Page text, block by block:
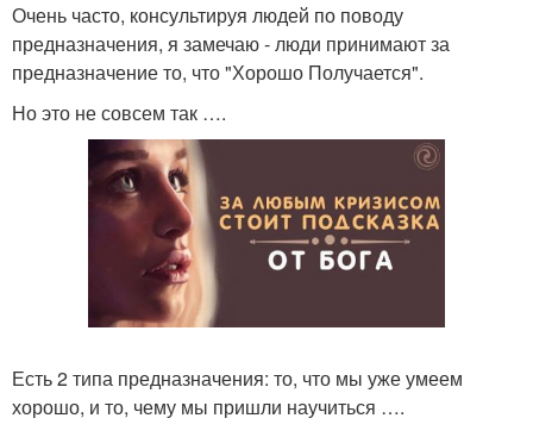
Очень часто, консультируя людей по поводу
предназначения, я замечаю - люди принимают за
предназначение то, что "Хорошо Получается".
Но это не совсем так ….
Есть 2 типа предназначения: то, что мы уже умеем
хорошо, и то, чему мы пришли научиться ….